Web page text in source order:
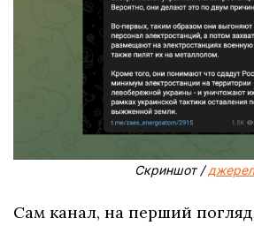
Скриншот /
Сам канал, на перший